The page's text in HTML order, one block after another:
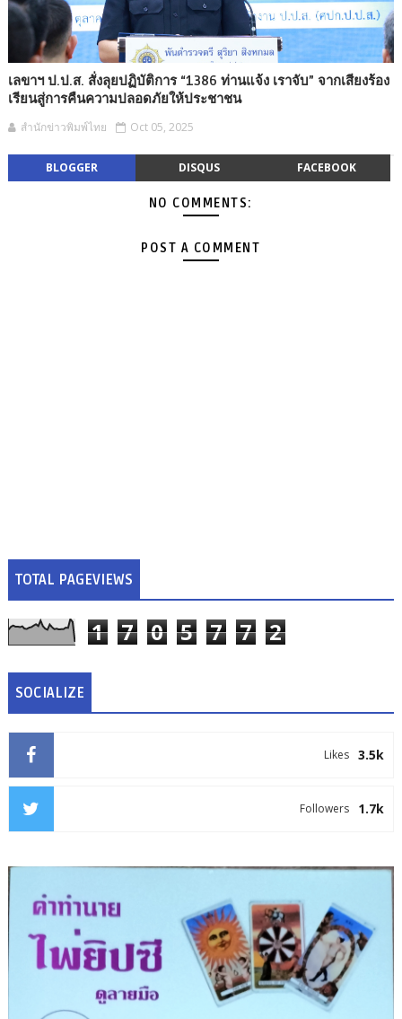
เลขาฯ ป.ป.ส. สั่งลุยปฏิบัติการ “1386 ท่านแจ้ง เราจับ” จากเสียงร้อง
เรียนสู่การคืนความปลอดภัยให้ประชาชน
สำนักข่าวพิมพ์ไทย Oct 05, 2025
BLOGGER DISQUS FACEBOOK
NO COMMENTS:
POST A COMMENT
TOTAL PAGEVIEWS
1 7 0 5 7 7 2
SOCIALIZE
3.5k
Likes
1.7k
Followers